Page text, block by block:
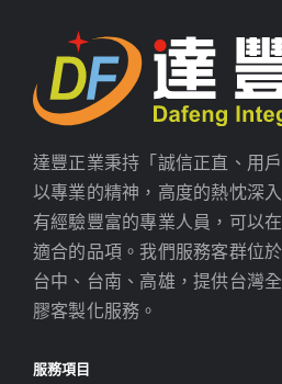
達豐正業秉持「誠信正直、用
以專業的精神，高度的熱忱深
有經驗豐富的專業人員，可以
適合的品項。我們服務客群位
台中、台南、高雄，提供台灣
膠客製化服務。
服務項目